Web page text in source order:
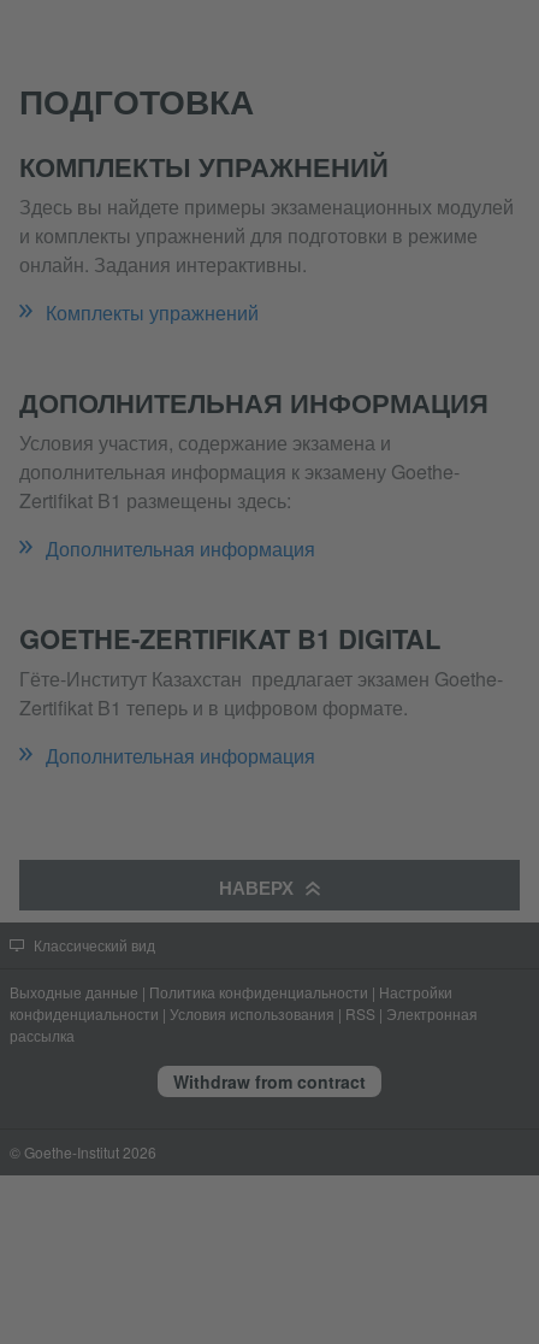
ПОДГОТОВКА
КОМПЛЕКТЫ УПРАЖНЕНИЙ
Здесь вы найдете примеры экзаменационных модулей
и комплекты упражнений для подготовки в режиме
онлайн. Задания интерактивны.
Комплекты упражнений
ДОПОЛНИТЕЛЬНАЯ ИНФОРМАЦИЯ
Условия участия, содержание экзамена и
дополнительная информация к экзамену Goethe-
Zertifikat B1 размещены здесь:
Дополнительная информация
GOETHE-ZERTIFIKAT B1 DIGITAL
Гёте-Институт Казахстан предлагает экзамен Goethe-
Zertifikat B1 теперь и в цифровом формате.
Дополнительная информация
НАВЕРХ
Классический вид
Выходные данные | Политика конфиденциальности | Настройки
конфиденциальности | Условия использования | RSS | Электронная
рассылка
Withdraw from contract
© Goethe-Institut 2026